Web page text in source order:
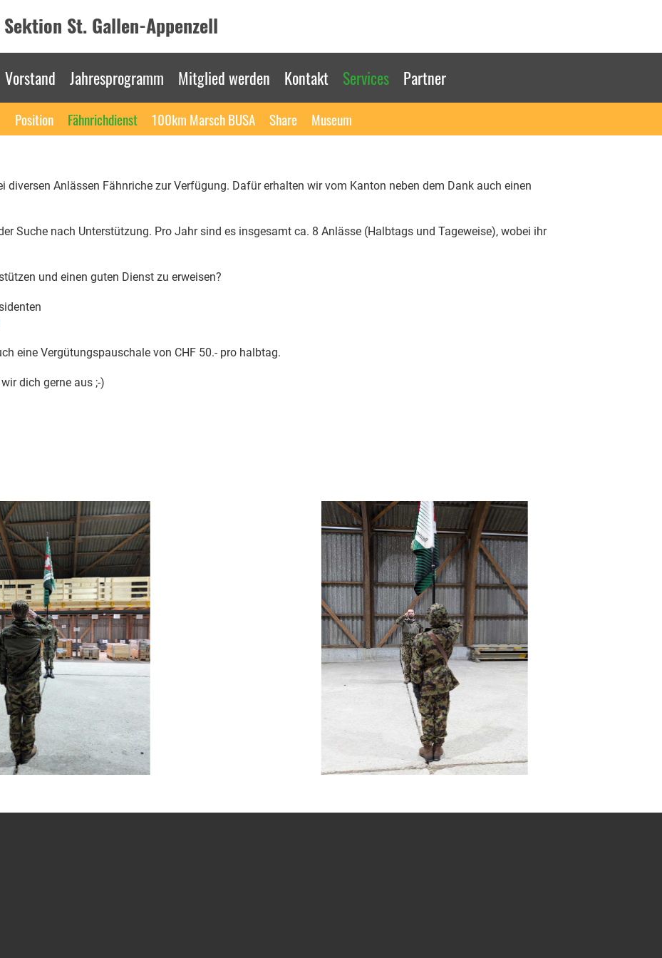
St. Gallen-Appenzell
Vorstand Jahresprogramm Mitglied werden Kontakt Services Partner
Position Fähnrichdienst 100km Marsch BUSA Share Museum
diversen Anlässen Fähnriche zur Verfügung. Dafür erhalten wir vom Kanton neben dem Dank auch einen
Suche nach Unterstützung. Pro Jahr sind es insgesamt ca. 8 Anlässe (Halbtags und Tageweise), wobei ihr
und einen guten Dienst zu erweisen?
eine Vergütungspauschale von CHF 50.- pro halbtag.
dich gerne aus ;-)